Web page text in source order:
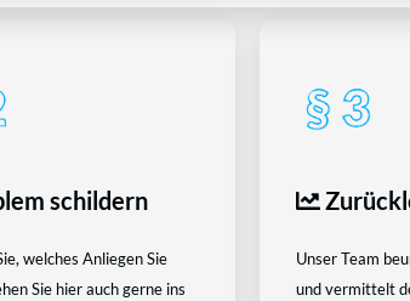
schildern
welches Anliegen Sie
Sie hier auch gerne ins
Unser Team
und vermittelt